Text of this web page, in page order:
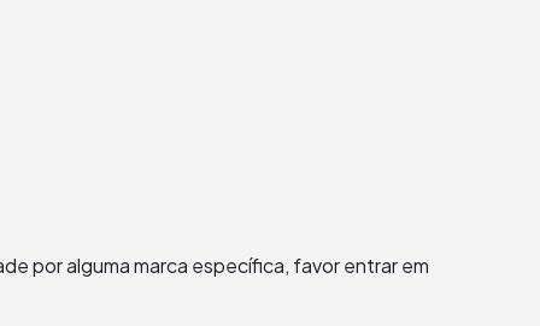
por alguma marca específica, favor entrar em